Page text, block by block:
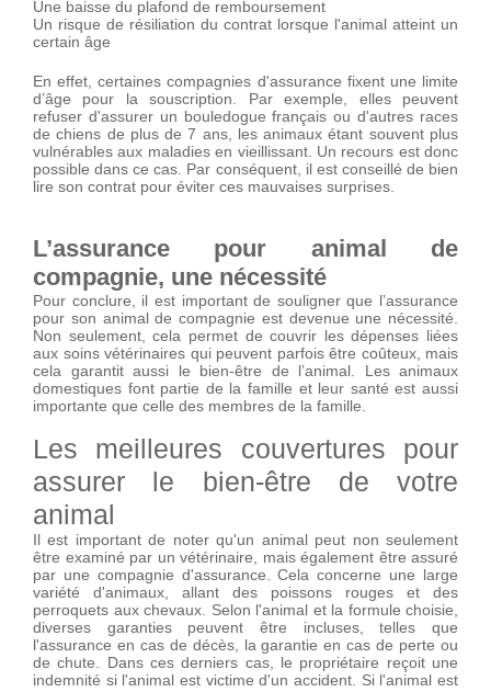
Une baisse du plafond de remboursement
Un risque de résiliation du contrat lorsque l'animal atteint un
certain âge
En effet, certaines compagnies d'assurance fixent une limite
d’âge pour la souscription. Par exemple, elles peuvent
refuser d'assurer un bouledogue français ou d'autres races
de chiens de plus de 7 ans, les animaux étant souvent plus
vulnérables aux maladies en vieillissant. Un recours est donc
possible dans ce cas. Par conséquent, il est conseillé de bien
lire son contrat pour éviter ces mauvaises surprises.
L’assurance pour animal de
compagnie, une nécessité
Pour conclure, il est important de souligner que l’assurance
pour son animal de compagnie est devenue une nécessité.
Non seulement, cela permet de couvrir les dépenses liées
aux soins vétérinaires qui peuvent parfois être coûteux, mais
cela garantit aussi le bien-être de l’animal. Les animaux
domestiques font partie de la famille et leur santé est aussi
importante que celle des membres de la famille.
Les meilleures couvertures pour
assurer le bien-être de votre
animal
Il est important de noter qu'un animal peut non seulement
être examiné par un vétérinaire, mais également être assuré
par une compagnie d'assurance. Cela concerne une large
variété d'animaux, allant des poissons rouges et des
perroquets aux chevaux. Selon l'animal et la formule choisie,
diverses garanties peuvent être incluses, telles que
l'assurance en cas de décès, la garantie en cas de perte ou
de chute. Dans ces derniers cas, le propriétaire reçoit une
indemnité si l'animal est victime d'un accident. Si l'animal est